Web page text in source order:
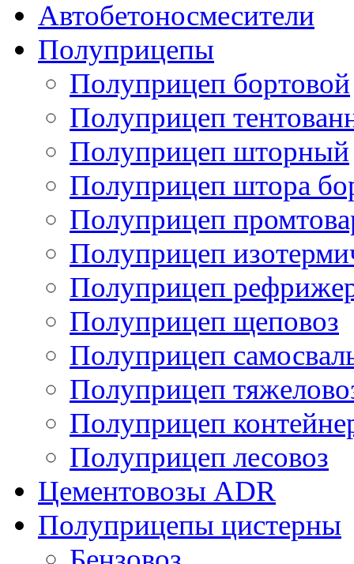
Автобетоносмесители
Полуприцепы
Полуприцеп бортовой
Полуприцеп
Полуприцеп шторный
Полуприцеп штора
Полуприцеп
Полуприцеп
Полуприцеп
Полуприцеп щеповоз
Полуприцеп
Полуприцеп
Полуприцеп
Полуприцеп лесовоз
Цементовозы ADR
Полуприцепы цистерны